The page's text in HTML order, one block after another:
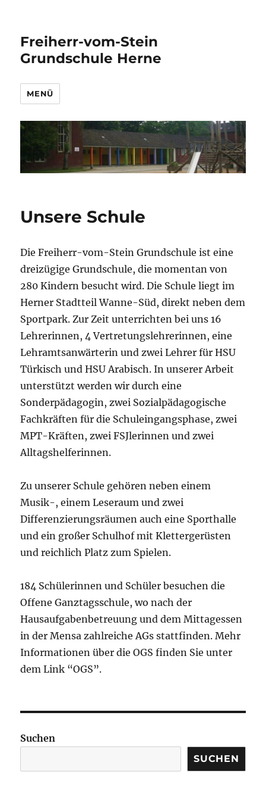
Freiherr-vom-Stein
Grundschule Herne
MENÜ
Unsere Schule
Die Freiherr-vom-Stein Grundschule ist eine
dreizügige Grundschule, die momentan von
280 Kindern besucht wird. Die Schule liegt im
Herner Stadtteil Wanne-Süd, direkt neben dem
Sportpark. Zur Zeit unterrichten bei uns 16
Lehrerinnen, 4 Vertretungslehrerinnen, eine
Lehramtsanwärterin und zwei Lehrer für HSU
Türkisch und HSU Arabisch. In unserer Arbeit
unterstützt werden wir durch eine
Sonderpädagogin, zwei Sozialpädagogische
Fachkräften für die Schuleingangsphase, zwei
MPT-Kräften, zwei FSJlerinnen und zwei
Alltagshelferinnen.
Zu unserer Schule gehören neben einem
Musik-, einem Leseraum und zwei
Differenzierungsräumen auch eine Sporthalle
und ein großer Schulhof mit Klettergerüsten
und reichlich Platz zum Spielen.
184 Schülerinnen und Schüler besuchen die
Offene Ganztagsschule, wo nach der
Hausaufgabenbetreuung und dem Mittagessen
in der Mensa zahlreiche AGs stattfinden. Mehr
Informationen über die OGS finden Sie unter
dem Link “OGS”.
Suchen
SUCHEN